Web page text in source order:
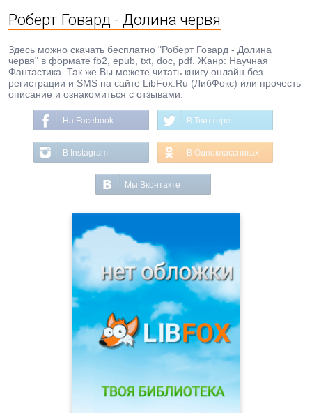
Роберт Говард - Долина червя
Здесь можно скачать бесплатно "Роберт Говард - Долина
червя" в формате fb2, epub, txt, doc, pdf. Жанр: Научная
Фантастика. Так же Вы можете читать книгу онлайн без
регистрации и SMS на сайте LibFox.Ru (ЛибФокс) или прочесть
описание и ознакомиться с отзывами.
На Facebook В Твиттере
В Instagram В Одноклассниках
Мы Вконтакте